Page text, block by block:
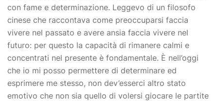
con fame e determinazione. Leggevo di un filosofo
cinese che raccontava come preoccuparsi faccia
vivere nel passato e avere ansia faccia vivere nel
futuro: per questo la capacità di rimanere calmi e
concentrati nel presente è fondamentale. È nell’oggi
che io mi posso permettere di determinare ed
esprimere me stesso, non dev’esserci altro stato
emotivo che non sia quello di volersi giocare le partite